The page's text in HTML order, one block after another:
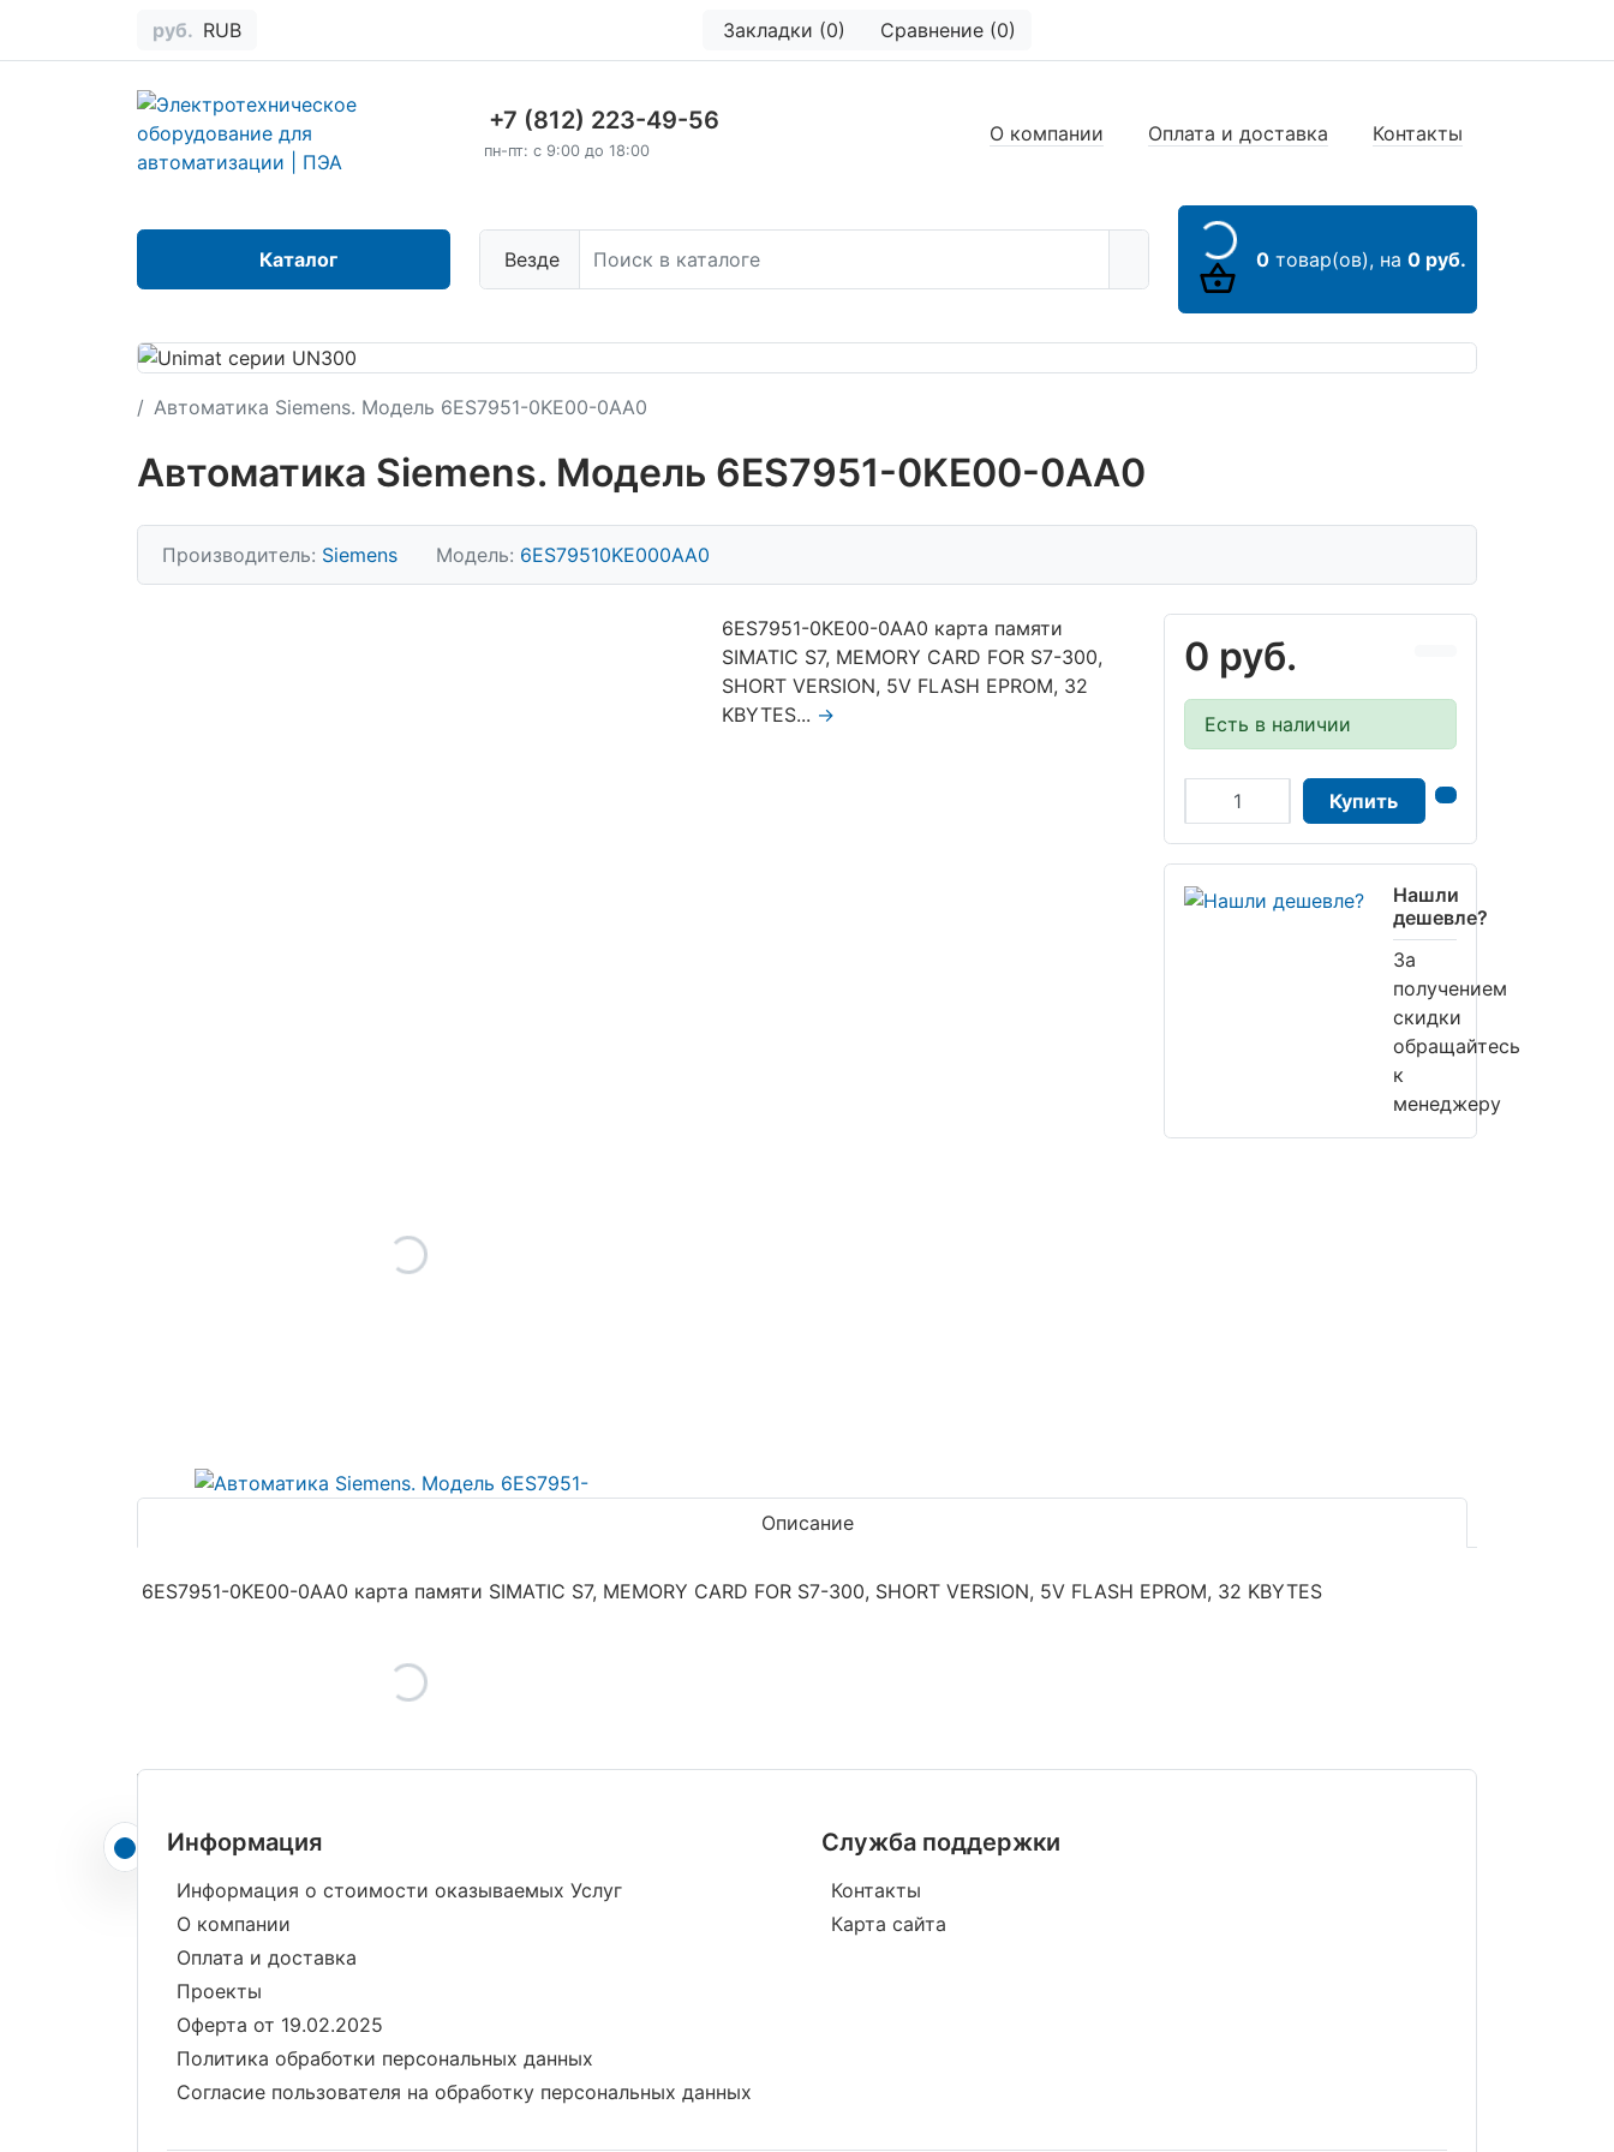
руб. RUB Закладки (0) Сравнение (0)
+7 (812) 223-49-56
пн-пт: с 9:00 до 18:00
Везде
О компании Оплата и доставка Контакты
0 товар(ов), на 0 руб.
Каталог
Автоматика Siemens. Модель 6ES7951-0KE00-0AA0
Автоматика Siemens. Модель 6ES7951-0KE00-0AA0
Производитель: Siemens Модель: 6ES79510KE000AA0
0 руб.
Есть в наличии
Купить
Нашли
дешевле?
За
получением
скидки
обращайтесь
к
менеджеру
6ES7951-0KE00-0AA0 карта памяти
SIMATIC S7, MEMORY CARD FOR S7-300,
SHORT VERSION, 5V FLASH EPROM, 32
KBYTES... →
Описание
6ES7951-0KE00-0AA0 карта памяти SIMATIC S7, MEMORY CARD FOR S7-300, SHORT VERSION, 5V FLASH EPROM, 32 KBYTES
Информация
Информация о стоимости оказываемых Услуг
О компании
Оплата и доставка
Проекты
Оферта от 19.02.2025
Политика обработки персональных данных
Согласие пользователя на обработку персональных данных
Служба поддержки
Контакты
Карта сайта